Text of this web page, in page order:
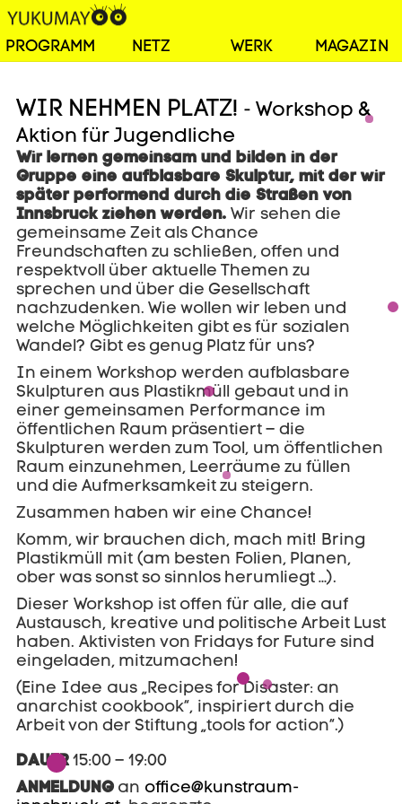
PROGRAMM NETZ WERK MAGAZIN
WIR NEHMEN PLATZ! - Workshop &
Aktion für Jugendliche
Wir lernen gemeinsam und bilden in der
Gruppe eine aufblasbare Skulptur, mit der wir
später performend durch die Straßen von
Innsbruck ziehen werden. Wir sehen die
gemeinsame Zeit als Chance
Freundschaften zu schließen, offen und
respektvoll über aktuelle Themen zu
sprechen und über die Gesellschaft
nachzudenken. Wie wollen wir leben und
welche Möglichkeiten gibt es für sozialen
Wandel? Gibt es genug Platz für uns?
In einem Workshop werden aufblasbare
Skulpturen aus Plastikmüll gebaut und in
einer gemeinsamen Performance im
öffentlichen Raum präsentiert – die
Skulpturen werden zum Tool, um öffentlichen
Raum einzunehmen, Leerräume zu füllen
und die Aufmerksamkeit zu steigern.
Zusammen haben wir eine Chance!
Komm, wir brauchen dich, mach mit! Bring
Plastikmüll mit (am besten Folien, Planen,
ober was sonst so sinnlos herumliegt …).
Dieser Workshop ist offen für alle, die auf
Austausch, kreative und politische Arbeit Lust
haben. Aktivisten von Fridays for Future sind
eingeladen, mitzumachen!
(Eine Idee aus „Recipes for Disaster: an
anarchist cookbook“, inspiriert durch die
Arbeit von der Stiftung „tools for action“.)
DAUER 15:00 – 19:00
ANMELDUNG an office@kunstraum-